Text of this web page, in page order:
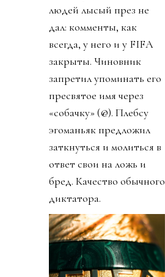
людей лысый през не
дал: комменты, как
всегда, у него и у FIFA
закрыты. Чиновник
запретил упоминать его
пресвятое имя через
«собачку» (@). Плебсу
эгоманьяк предложил
заткнуться и молиться в
ответ свои на ложь и
бред. Качество обычного
диктатора.